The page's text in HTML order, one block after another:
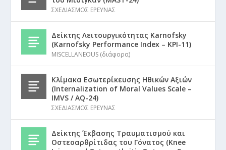
ΣΧΕΔΙΑΣΜΟΣ ΕΡΕΥΝΑΣ
Δείκτης Λειτουργικότητας Karnofsky
(Karnofsky Performance Index – KPI-11)
MISCELLANEOUS (διάφορα)
Κλίμακα Εσωτερίκευσης Ηθικών Αξιών
(Internalization of Moral Values Scale –
IMVS / AQ-24)
ΣΧΕΔΙΑΣΜΟΣ ΕΡΕΥΝΑΣ
Δείκτης Έκβασης Τραυματισμού και
Οστεοαρθρίτιδας του Γόνατος (Knee